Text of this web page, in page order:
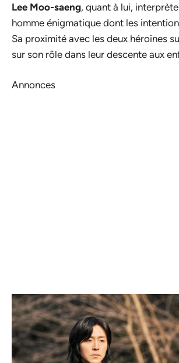
Lee Moo-saeng, quant à lui, interprète
homme énigmatique dont les
Sa proximité avec les deux héroïnes
sur son rôle dans leur descente aux
Annonces